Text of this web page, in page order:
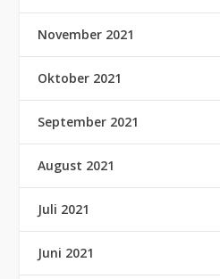
November 2021
Oktober 2021
September 2021
August 2021
Juli 2021
Juni 2021